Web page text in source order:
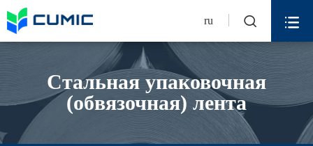
ru  
Стальная упаковочная
(обвязочная) лента